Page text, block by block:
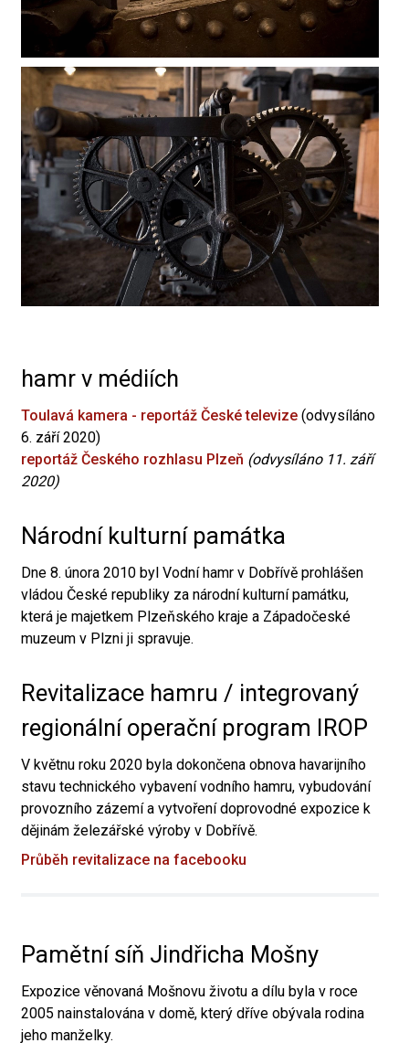
hamr v médiích
Toulavá kamera - reportáž České televize (odvysíláno
6. září 2020)
reportáž Českého rozhlasu Plzeň (odvysíláno 11. září
2020)
Národní kulturní památka
Dne 8. února 2010 byl Vodní hamr v Dobřívě prohlášen
vládou České republiky za národní kulturní památku,
která je majetkem Plzeňského kraje a Západočeské
muzeum v Plzni ji spravuje.
Revitalizace hamru / integrovaný
regionální operační program IROP
V květnu roku 2020 byla dokončena obnova havarijního
stavu technického vybavení vodního hamru, vybudování
provozního zázemí a vytvoření doprovodné expozice k
dějinám železářské výroby v Dobřívě.
Průběh revitalizace na facebooku
Pamětní síň Jindřicha Mošny
Expozice věnovaná Mošnovu životu a dílu byla v roce
2005 nainstalována v domě, který dříve obývala rodina
jeho manželky.